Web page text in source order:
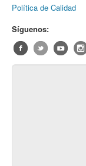
Política de Calidad
Síguenos: